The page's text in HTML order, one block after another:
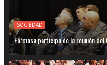
SOCIEDAD
Formosa participó de la reunión